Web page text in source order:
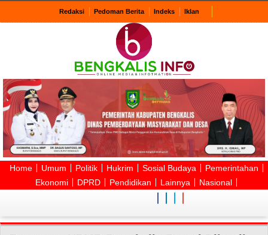
Redaksi Pedoman Berita Indeks Iklan
Home Umum Politik Hukrim Sosial Budaya
Pemerintahan
Ekonomi
DPRD Pendidikan Lainnya Nasional